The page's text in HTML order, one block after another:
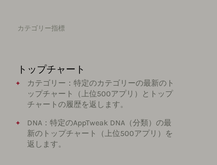
カテゴリー指標
トップチャート
カテゴリー：特定のカテゴリーの最新のト
ップチャート（上位500アプリ）とトップ
チャートの履歴を返します。
DNA：特定のAppTweak DNA（分類）の最
新のトップチャート（上位500アプリ）を
返します。